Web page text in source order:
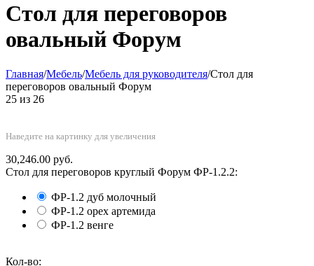
Стол для переговоров
овальный Форум
Главная/Мебель/Мебель для руководителя/Стол для
переговоров овальный Форум
25 из 26
Наведите на картинку для увеличения
30,246.00 руб.
Стол для переговоров круглый Форум ФР-1.2.2:
ФР-1.2 дуб молочный
ФР-1.2 орех артемида
ФР-1.2 венге
Кол-во: